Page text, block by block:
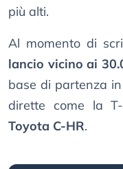
più alti.
Al momento di
lancio vicino ai
base di partenza
dirette come la
Toyota C-HR.